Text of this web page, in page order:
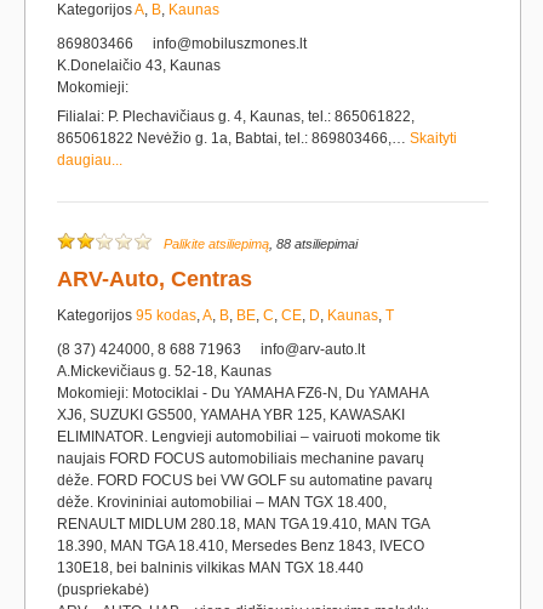
KategorijosA, B, Kaunas
869803466
info@mobiluszmones.lt
K.Donelaičio 43, Kaunas
Mokomieji:
Filialai: P. Plechavičiaus g. 4, Kaunas, tel.: 865061822,
865061822 Nevėžio g. 1a, Babtai, tel.: 869803466,… Skaityti
daugiau...
Palikite atsiliepimą , 88 atsiliepimai
ARV-Auto, Centras
Kategorijos 95 kodas,A, B, BE, C, CE, D, Kaunas, T
(8 37) 424000, 8 688 71963
info@arv-auto.lt
A.Mickevičiaus g. 52-18, Kaunas
Mokomieji: Motociklai - Du YAMAHA FZ6-N, Du YAMAHA
XJ6, SUZUKI GS500, YAMAHA YBR 125, KAWASAKI
ELIMINATOR. Lengvieji automobiliai – vairuoti mokome tik
naujais FORD FOCUS automobiliais mechanine pavarų
dėže. FORD FOCUS bei VW GOLF su automatine pavarų
dėže. Krovininiai automobiliai – MAN TGX 18.400,
RENAULT MIDLUM 280.18, MAN TGA 19.410, MAN TGA
18.390, MAN TGA 18.410, Mersedes Benz 1843, IVECO
130E18, bei balninis vilkikas MAN TGX 18.440
(puspriekabė)